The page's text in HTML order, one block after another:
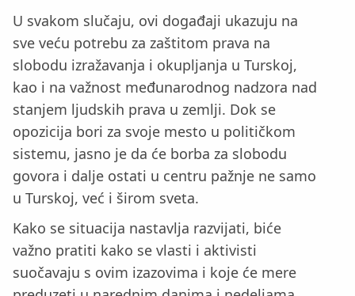
U svakom slučaju, ovi događaji ukazuju na
sve veću potrebu za zaštitom prava na
slobodu izražavanja i okupljanja u Turskoj,
kao i na važnost međunarodnog nadzora nad
stanjem ljudskih prava u zemlji. Dok se
opozicija bori za svoje mesto u političkom
sistemu, jasno je da će borba za slobodu
govora i dalje ostati u centru pažnje ne samo
u Turskoj, već i širom sveta.
Kako se situacija nastavlja razvijati, biće
važno pratiti kako se vlasti i aktivisti
suočavaju s ovim izazovima i koje će mere